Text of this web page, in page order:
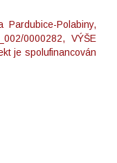
Polabiny,
0000282, VÝŠE
je spolufinancován